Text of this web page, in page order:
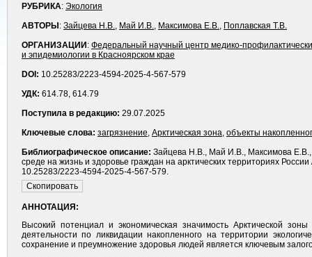
РУБРИКА: Экология
АВТОРЫ : Зайцева Н.В., Май И.В., Максимова Е.В., Поплавская Т.В.
ОРГАНИЗАЦИИ : Федеральный научный центр медико-
и эпидемиологии в Красноярском крае
DOI: 10.25283/2223-4594-2025-4-567-579
УДК: 614.78, 614.79
Поступила в редакцию: 29.07.2025
Ключевые слова: загрязнение, Арк­тическая зона, объекты
Библиографическое описание: Зайцева Н.В., Май И.В., Максимова Е.В.,
среде на жизнь и здоровье граждан на арк­тических территориях
10.25283/2223-4594-2025-4-567-579.
АННОТАЦИЯ:
Высокий потенциал и экономическая значимость Арк­тической
деятельности по ликвидации накопленного на территории
сохранение и преумножение здоровья людей является ключевым